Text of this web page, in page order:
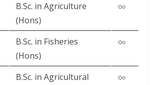
B.Sc. in Agriculture
(Hons)
৩০
B.Sc. in Fisheries
(Hons)
৩০
B.Sc. in Agricultural
৩০